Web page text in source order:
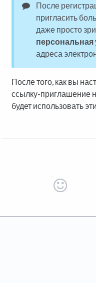
После
пригласить
даже просто
персональная
адреса
После того, как вы
ссылку-приглашение
будет использовать